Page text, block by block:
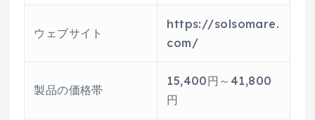
ウェブサイト
https://solsomare.
com/
製品の価格帯
15,400円～41,800
円